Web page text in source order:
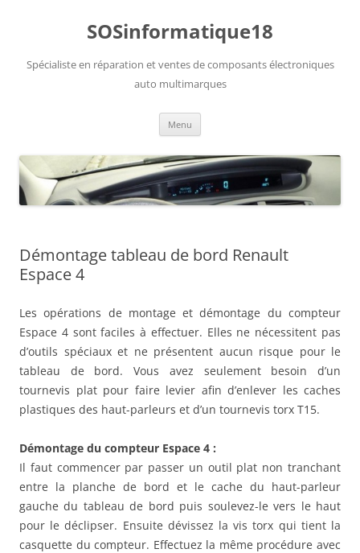
SOSinformatique18
Spécialiste en réparation et ventes de composants électroniques
auto multimarques
Menu
Démontage tableau de bord Renault
Espace 4
Les opérations de montage et démontage du compteur
Espace 4 sont faciles à effectuer. Elles ne nécessitent pas
d’outils spéciaux et ne présentent aucun risque pour le
tableau de bord. Vous avez seulement besoin d’un
tournevis plat pour faire levier afin d’enlever les caches
plastiques des haut-parleurs et d’un tournevis torx T15.
Démontage du compteur Espace 4 :
Il faut commencer par passer un outil plat non tranchant
entre la planche de bord et le cache du haut-parleur
gauche du tableau de bord puis soulevez-le vers le haut
pour le déclipser. Ensuite dévissez la vis torx qui tient la
casquette du compteur. Effectuez la même procédure avec